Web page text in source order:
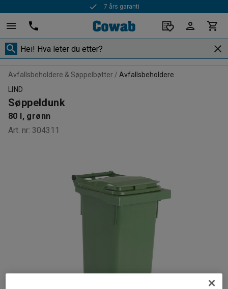
7 års garanti
Avfallsbeholdere & Søppelbøtter
Avfallsbeholdere
LIND
Søppeldunk
80 l, grønn
Art. nr: 304311